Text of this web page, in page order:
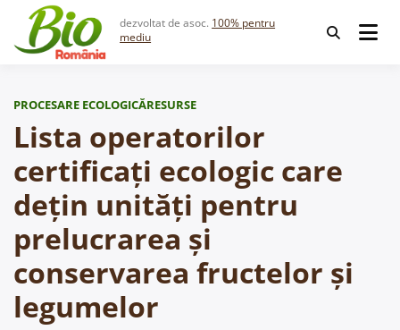
content
dezvoltat de asoc. 100% pentru
mediu
PROCESARE ECOLOGICĂRESURSE
Lista operatorilor
certificați ecologic care
dețin unități pentru
prelucrarea și
conservarea fructelor și
legumelor